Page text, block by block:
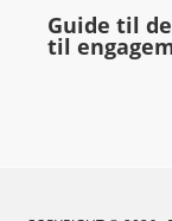
Guide til
til